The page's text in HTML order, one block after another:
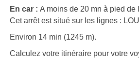
En car : A moins de 20 mn à pied de
Cet arrêt est situé sur les lignes :
Environ 14 min (1245 m).
Calculez votre itinéraire pour votre